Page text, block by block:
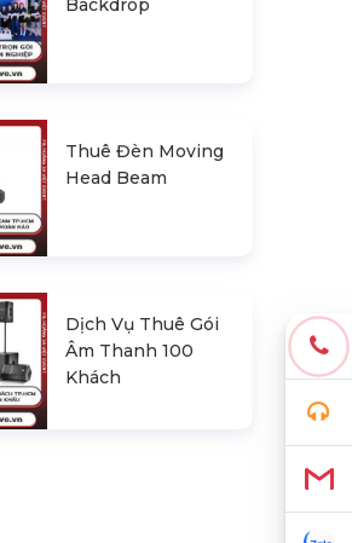
Thuê Đèn Moving
Head Beam
Dịch Vụ Thuê Gói
Âm Thanh 100
Khách